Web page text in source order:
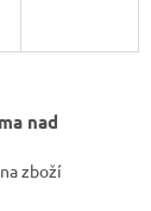
nad
zboží